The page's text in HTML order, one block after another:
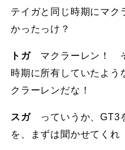
テイガと同じ時期にマク
かったっけ？
トガ マクラーレン！
時期に所有していたよう
クラーレンだな！
スガ っていうか、GT3
を、まずは聞かせてくれ